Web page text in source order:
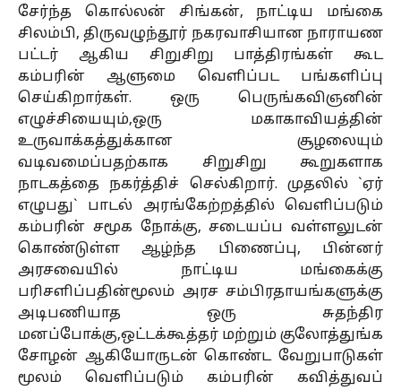
சேர்ந்த கொல்லன் சிங்கன், நாட்டிய மங்கை
சிலம்பி, திருவழுந்தூர் நகரவாசியான நாராயண
பட்டர் ஆகிய சிறுசிறு பாத்திரங்கள் கூட
கம்பரின் ஆளுமை வெளிப்பட பங்களிப்பு
செய்கிறார்கள். ஒரு பெருங்கவிஞனின்
எழுச்சியையும்,ஒரு மகாகாவியத்தின்
உருவாக்கத்துக்கான சூழலையும்
வடிவமைப்பதற்காக சிறுசிறு கூறுகளாக
நாடகத்தை நகர்த்திச் செல்கிறார். முதலில் `ஏர்
எழுபது` பாடல் அரங்கேற்றத்தில் வெளிப்படும்
கம்பரின் சமூக நோக்கு, சடையப்ப வள்ளலுடன்
கொண்டுள்ள ஆழ்ந்த பிணைப்பு, பின்னர்
அரசவையில் நாட்டிய மங்கைக்கு
பரிசளிப்பதின்மூலம் அரச சம்பிரதாயங்களுக்கு
அடிபணியாத ஒரு சுதந்திர
மனப்போக்கு,ஒட்டக்கூத்தர் மற்றும் குலோத்துங்க
சோழன் ஆகியோருடன் கொண்ட வேறுபாடுகள்
மூலம் வெளிப்படும் கம்பரின் கவித்துவப்